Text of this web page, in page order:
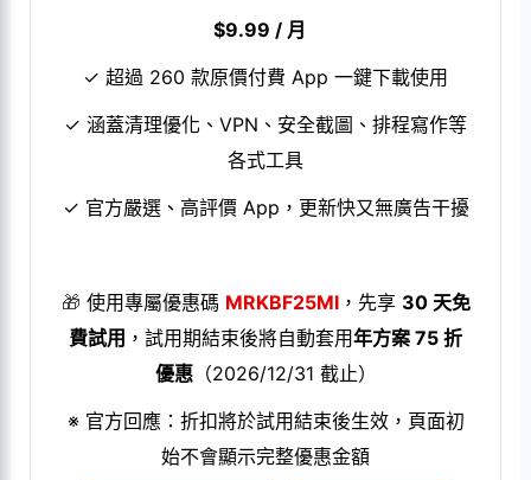
$9.99 / 月
✓ 超過 260 款原價付費 App 一鍵下載使用
✓ 涵蓋清理優化、VPN、安全截圖、排程寫作等
各式工具
✓ 官方嚴選、高評價 App，更新快又無廣告干擾
🎁 使用專屬優惠碼 MRKBF25MI，先享 30 天免
費試用 ，試用期結束後將自動套用年方案 75 折
優惠（2026/12/31 截止）
※ 官方回應：折扣將於試用結束後生效，頁面初
始不會顯示完整優惠金額